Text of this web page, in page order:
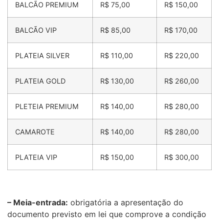
BALCÃO PREMIUM R$ 75,00 R$ 150,00
BALCÃO VIP R$ 85,00 R$ 170,00
PLATEIA SILVER R$ 110,00 R$ 220,00
PLATEIA GOLD R$ 130,00 R$ 260,00
PLETEIA PREMIUM R$ 140,00 R$ 280,00
CAMAROTE R$ 140,00 R$ 280,00
PLATEIA VIP R$ 150,00 R$ 300,00
– Meia-entrada: obrigatória a apresentação do
documento previsto em lei que comprove a condição